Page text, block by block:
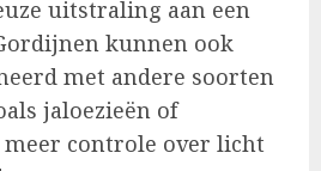
uitstraling aan een
kunnen ook
met andere soorten
jaloezieën of
controle over licht